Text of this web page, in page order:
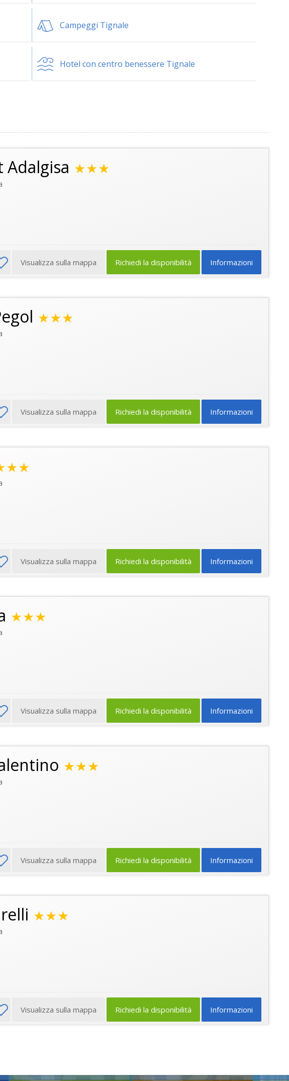
Campeggi Tignale
Hotel con centro benessere Tignale
★★★
Informazioni
Richiedi la disponibilità
Visualizza sulla mappa
★★★
Informazioni
Richiedi la disponibilità
Visualizza sulla mappa
Informazioni
Richiedi la disponibilità
Visualizza sulla mappa
★★★
Informazioni
Richiedi la disponibilità
Visualizza sulla mappa
★★★
Informazioni
Richiedi la disponibilità
Visualizza sulla mappa
★★★
Informazioni
Richiedi la disponibilità
Visualizza sulla mappa